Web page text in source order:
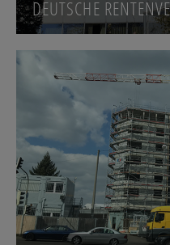
DEUTSCHE